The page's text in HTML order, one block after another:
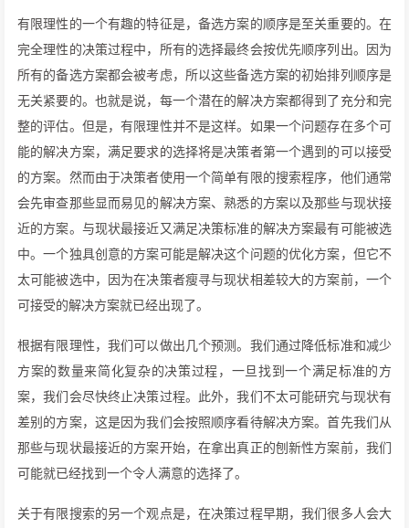
有限理性的一个有趣的特征是，备选方案的顺序是至关重要的。在
完全理性的决策过程中，所有的选择最终会按优先顺序列出。因为
所有的备选方案都会被考虑，所以这些备选方案的初始排列顺序是
无关紧要的。也就是说，每一个潜在的解决方案都得到了充分和完
整的评估。但是，有限理性并不是这样。如果一个问题存在多个可
能的解决方案，满足要求的选择将是决策者第一个遇到的可以接受
的方案。然而由于决策者使用一个简单有限的搜索程序，他们通常
会先审查那些显而易见的解决方案、熟悉的方案以及那些与现状接
近的方案。与现状最接近又满足决策标准的解决方案最有可能被选
中。一个独具创意的方案可能是解决这个问题的优化方案，但它不
太可能被选中，因为在决策者瘦寻与现状相差较大的方案前，一个
可接受的解决方案就已经出现了。
根据有限理性，我们可以做出几个预测。我们通过降低标准和减少
方案的数量来简化复杂的决策过程，一旦找到一个满足标准的方
案，我们会尽快终止决策过程。此外，我们不太可能研究与现状有
差别的方案，这是因为我们会按照顺序看待解决方案。首先我们从
那些与现状最接近的方案开始，在拿出真正的刨新性方案前，我们
可能就已经找到一个令人满意的选择了。
关于有限搜索的另一个观点是，在决策过程早期，我们很多人会大